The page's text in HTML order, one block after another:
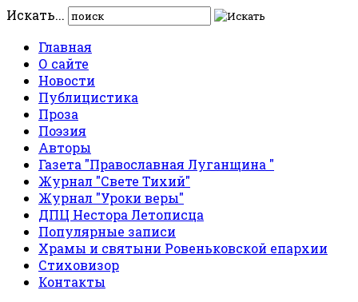
Искать...
Главная
О сайте
Новости
Публицистика
Проза
Поэзия
Авторы
Газета "Православная Луганщина "
Журнал "Свете Тихий"
Журнал "Уроки веры"
ДПЦ Нестора Летописца
Популярные записи
Храмы и святыни Ровеньковской епархии
Стиховизор
Контакты